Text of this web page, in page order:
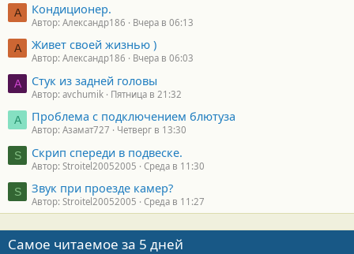
А Кондиционер.
Автор: Александр186 Вчера в 06:13
А Живет своей жизнью )
Автор: Александр186 Вчера в 06:03
A Стук из задней головы
Автор: avchumik Пятница в 21:32
А Проблема с подключением блютуза
Автор: Азамат727 Четверг в 13:30
S Скрип спереди в подвеске.
Автор: Stroitel20052005 Среда в 11:30
S Звук при проезде камер?
Автор: Stroitel20052005 Среда в 11:27
Самое читаемое за 5 дней